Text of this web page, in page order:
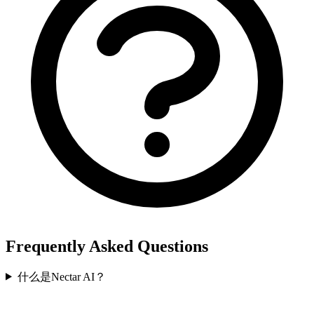
Frequently Asked Questions
什么是Nectar AI？